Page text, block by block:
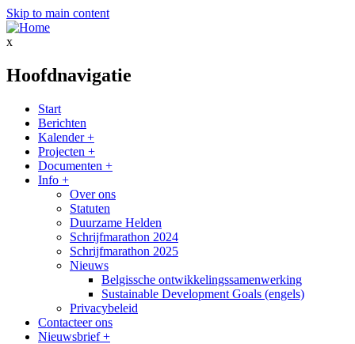
Skip to main content
x
Hoofdnavigatie
Start
Berichten
Kalender+
Projecten +
Documenten +
Info +
Over ons
Statuten
Duurzame Helden
Schrijfmarathon 2024
Schrijfmarathon 2025
Nieuws
Belgissche ontwikkelingssamenwerking
Sustainable Development Goals (engels)
Privacybeleid
Contacteer ons
Nieuwsbrief+